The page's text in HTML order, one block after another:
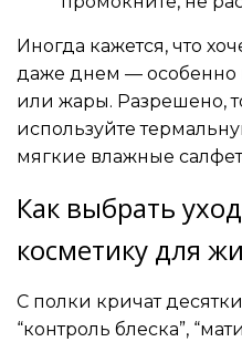
Иногда кажется, что
даже днем — особенно
или жары. Разрешено,
используйте
мягкие влажные
Как выбрать
косметику для
С полки кричат
“контроль блеска”,